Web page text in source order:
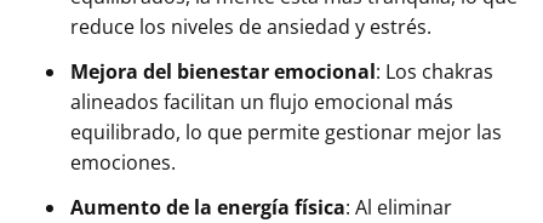
reduce los niveles de ansiedad y estrés.
Mejora del bienestar emocional: Los chakras
alineados facilitan un flujo emocional más
equilibrado, lo que permite gestionar mejor las
emociones.
Aumento de la energía física: Al eliminar